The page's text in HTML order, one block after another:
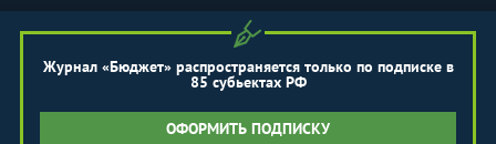
Журнал «Бюджет» распространяется только по подписке в
85 субьектах РФ
ОФОРМИТЬ ПОДПИСКУ